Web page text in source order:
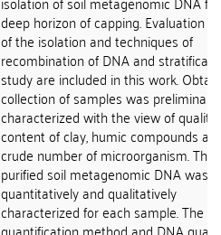
deep horizon of capping. Evaluation
of the isolation and techniques of
recombination of DNA and
study are included in this work.
collection of samples was preliminary
characterized with the view of quality
content of clay, humic compounds
crude number of microorganism. The
purified soil metagenomic DNA was
quantitatively and qualitatively
characterized for each sample. The